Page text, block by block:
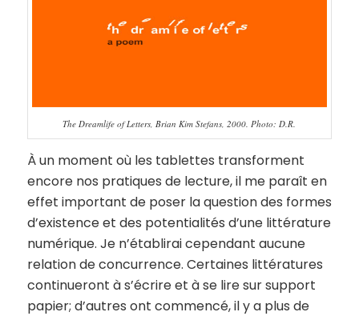
The Dreamlife of Letters, Brian Kim Stefans, 2000. Photo: D.R.
À un moment où les tablettes transforment
encore nos pratiques de lecture, il me paraît en
effet important de poser la question des formes
d’existence et des potentialités d’une littérature
numérique. Je n’établirai cependant aucune
relation de concurrence. Certaines littératures
continueront à s’écrire et à se lire sur support
papier; d’autres ont commencé, il y a plus de